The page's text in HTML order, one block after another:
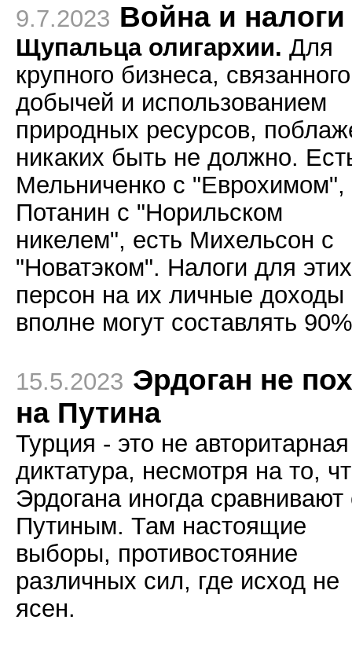
9.7.2023 Война и налоги
Щупальца олигархии. Для
крупного бизнеса,
добычей и использованием
природных ресурсов,
никаких быть не должно.
Мельниченко с "Еврохимом",
Потанин с "Норильском
никелем", есть Михельсон с
"Новатэком". Налоги для этих
персон на их личные доходы
вполне могут составлять
15.5.2023 Эрдоган не
на Путина
Турция - это не авторитарная
диктатура, несмотря на то,
Эрдогана иногда сравнивают
Путиным. Там настоящие
выборы, противостояние
различных сил, где исход не
ясен.